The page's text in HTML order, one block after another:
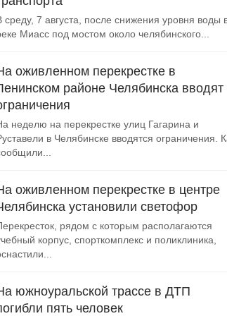
среду, 7 августа, после снижения уровня воды
Миасс под мостом около челябинского...
оживленном перекрестке в
районе Челябинска вводят
неделю на перекрестке улиц Гагарина и
в Челябинске вводятся ограничения.
оживленном перекрестке в центре
установили светофор
рядом с которым располагаются
корпус, спорткомплекс и поликлиника,
южноуральской трассе в ДТП
пять человек